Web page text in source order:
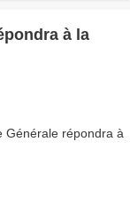
à la